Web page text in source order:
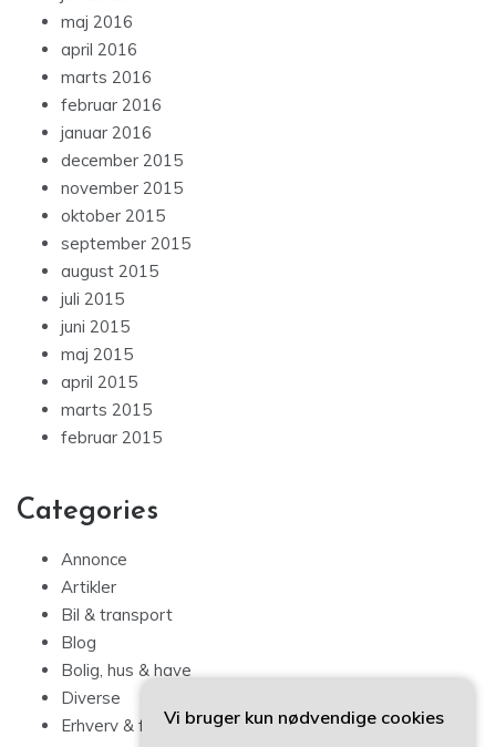
maj 2016
april 2016
marts 2016
februar 2016
januar 2016
december 2015
november 2015
oktober 2015
september 2015
august 2015
juli 2015
juni 2015
maj 2015
april 2015
marts 2015
februar 2015
Categories
Annonce
Artikler
Bil & transport
Blog
Bolig, hus & have
Diverse
Erhverv & forbrugVi bruger kun nødvendige cookies